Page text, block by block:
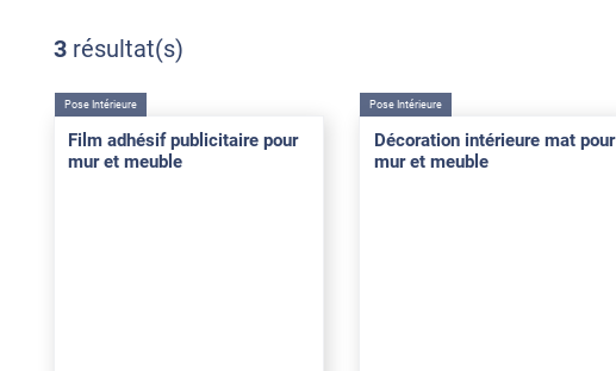
3 résultat(s)
Pose Intérieure
Film adhésif publicitaire pour
mur et meuble
Pose Intérieure
Décoration intérieure mat pour
mur et meuble